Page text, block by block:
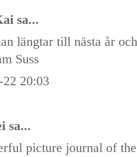
sa...
längtar till nästa år
Suss
20:03
sa...
picture journal of